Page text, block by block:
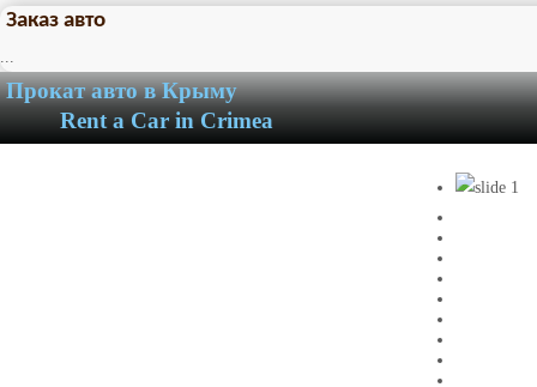
Заказ авто
...
Прокат авто в Крыму
Rent a Car in Crimea